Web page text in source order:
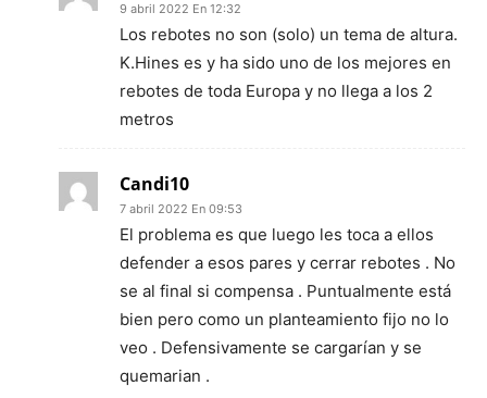
9 abril 2022 En 12:32
Los rebotes no son (solo) un tema de altura.
K.Hines es y ha sido uno de los mejores en
rebotes de toda Europa y no llega a los 2
metros
Candi10
7 abril 2022 En 09:53
El problema es que luego les toca a ellos
defender a esos pares y cerrar rebotes . No
se al final si compensa . Puntualmente está
bien pero como un planteamiento fijo no lo
veo . Defensivamente se cargarían y se
quemarian .